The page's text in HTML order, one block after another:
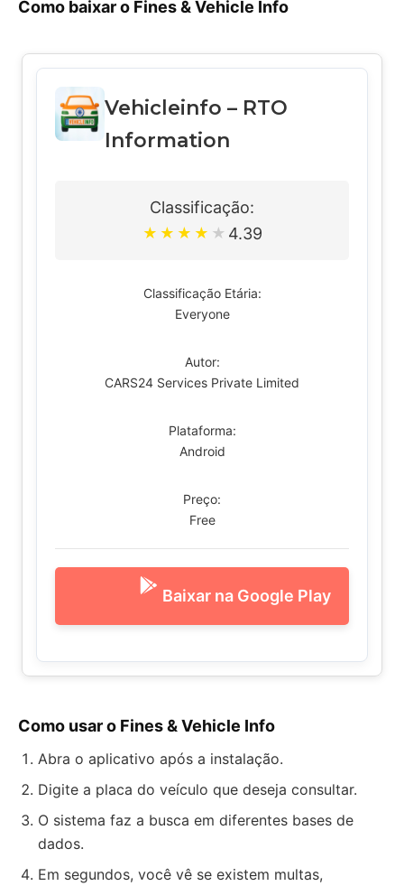
Como baixar o Fines & Vehicle Info
Vehicleinfo – RTO
Information
Classificação:
★ ★ ★ ★ ★ 4.39
Classificação Etária:
Everyone
Autor:
CARS24 Services Private Limited
Plataforma:
Android
Preço:
Free
Baixar na Google Play
Como usar o Fines & Vehicle Info
Abra o aplicativo após a instalação.
Digite a placa do veículo que deseja consultar.
O sistema faz a busca em diferentes bases de
dados.
Em segundos, você vê se existem multas,